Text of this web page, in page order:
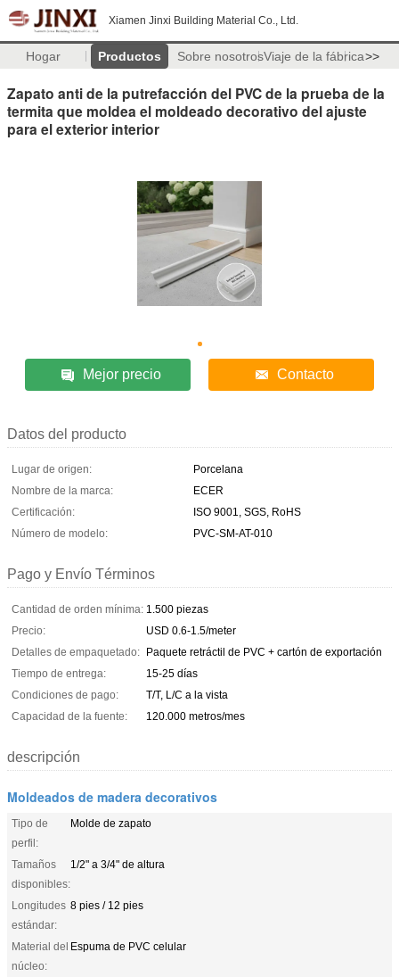
Xiamen Jinxi Building Material Co., Ltd.
Hogar Productos Sobre nosotrosViaje de la fábrica>>
Zapato anti de la putrefacción del PVC de la prueba de la
termita que moldea el moldeado decorativo del ajuste
para el exterior interior
Mejor precio Contacto
Datos del producto
Lugar de origen:
Porcelana
Nombre de la marca:
ECER
Certificación:
ISO 9001, SGS, RoHS
Número de modelo:
PVC-SM-AT-010
Pago y Envío Términos
Cantidad de orden mínima: 1.500 piezas
Precio:
USD 0.6-1.5/meter
Detalles de empaquetado: Paquete retráctil de PVC + cartón de exportación
Tiempo de entrega:
15-25 días
Condiciones de pago:
T/T, L/C a la vista
Capacidad de la fuente:
120.000 metros/mes
descripción
Moldeados de madera decorativos
Tipo de
perfil:
Molde de zapato
Tamaños
disponibles:
1/2" a 3/4" de altura
Longitudes
estándar:
8 pies / 12 pies
Material del
núcleo:
Espuma de PVC celular